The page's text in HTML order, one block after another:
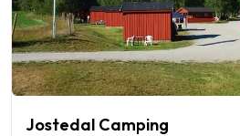
Jostedal Camping